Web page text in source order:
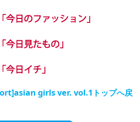
girls ver. vol.1トップへ戻